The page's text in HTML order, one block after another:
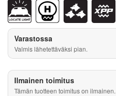
Varastossa
Valmis lähetettäväksi pian.
Ilmainen toimitus
Tämän tuotteen toimitus on ilmainen.